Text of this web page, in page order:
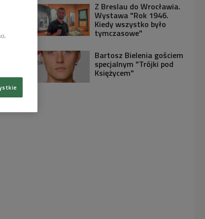
Z Breslau do Wrocławia.
Wystawa "Rok 1946.
Kiedy wszystko było
tymczasowe"
Bartosz Bielenia gościem
specjalnym "Trójki pod
Księżycem"